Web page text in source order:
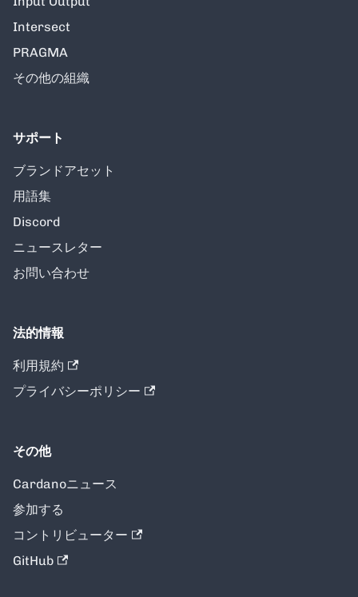
Intersect
PRAGMA
その他の組織
サポート
ブランドアセット
用語集
Discord
ニュースレター
お問い合わせ
法的情報
利用規約
プライバシーポリシー
その他
Cardanoニュース
参加する
コントリビューター
GitHub